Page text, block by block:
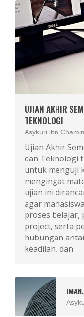
UJIAN AKHIR
TEKNOLOGI
Asykuri ibn
Ujian Akhir
dan Teknologi
untuk menguji
mengingat
ujian ini
agar
proses belajar,
project, serta
hubungan
keadilan, dan